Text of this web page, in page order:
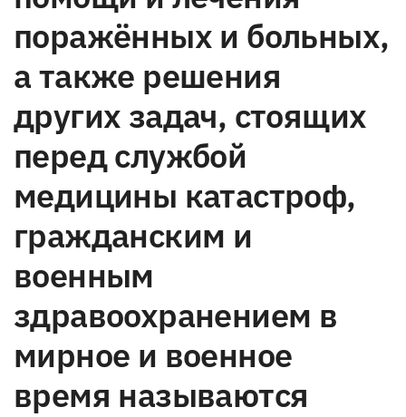
поражённых и больных,
а также решения
других задач, стоящих
перед службой
медицины катастроф,
гражданским и
военным
здравоохранением в
мирное и военное
время называются